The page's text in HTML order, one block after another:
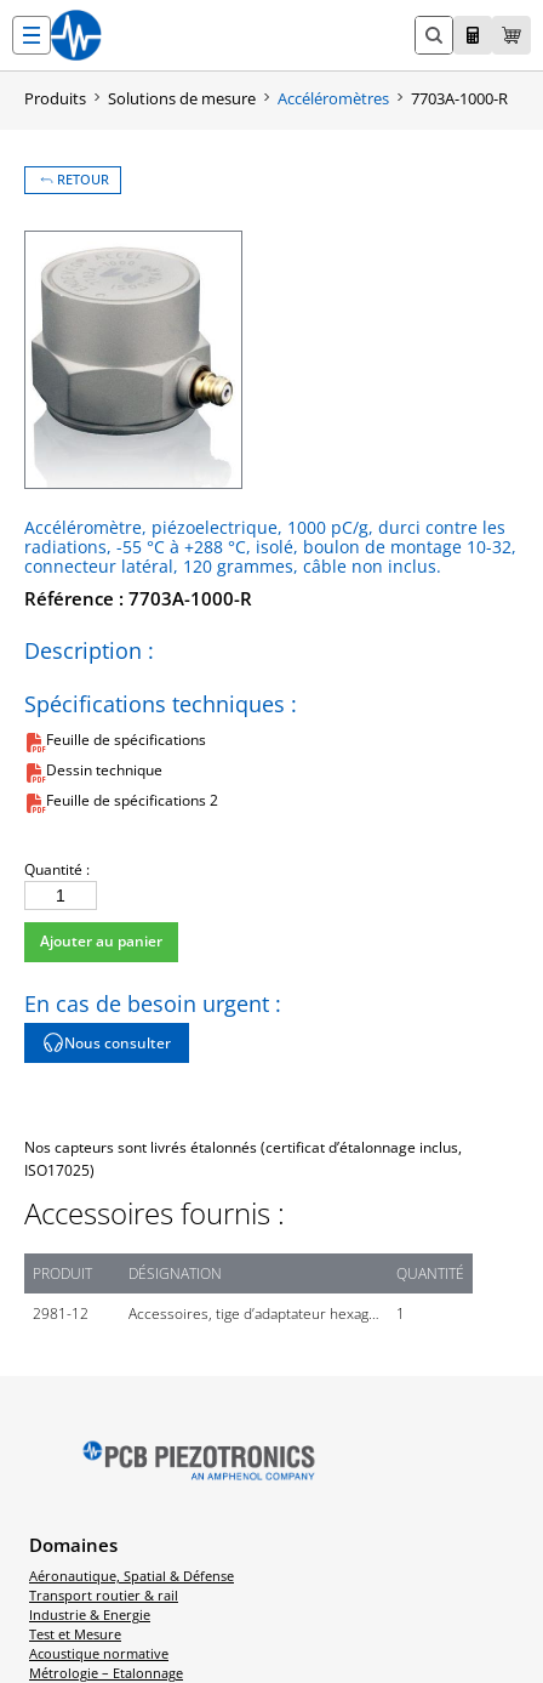
contenu
Produits Solutions de mesure Accéléromètres 7703A-1000-R
RETOUR
Accéléromètre, piézoelectrique, 1000 pC/g, durci contre les
radiations, -55 °C à +288 °C, isolé, boulon de montage 10-32,
connecteur latéral, 120 grammes, câble non inclus.
Référence : 7703A-1000-R
Spécifications techniques :
Feuille de spécifications
Dessin technique
Feuille de spécifications 2
Description :
Quantité :
quantité
de
7703A-
R
Ajouter au panier
En cas de besoin urgent :
Nous consulter
Nos capteurs sont livrés étalonnés (certificat d’étalonnage inclus,
ISO17025)
Accessoires fournis :
PRODUIT DÉSIGNATION
QUANTITÉ
2981-12
Accessoires, tige d’adaptateur hexag… 1
Domaines
Aéronautique, Spatial & Défense
Transport routier & rail
Industrie & Energie
Test et Mesure
Acoustique normative
Métrologie – Etalonnage